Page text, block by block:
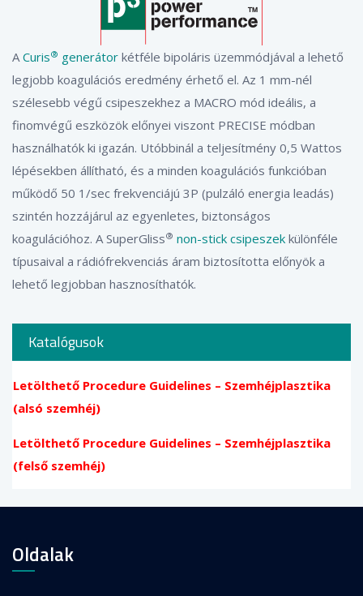
ACuris® generátor kétféle bipoláris üzemmódjával a lehető
legjobb koagulációs eredmény érhető el. Az 1 mm-nél
szélesebb végű csipeszekhez a MACRO mód ideális, a
finomvégű eszközök előnyei viszont PRECISE módban
használhatók ki igazán. Utóbbinál a teljesítmény 0,5 Wattos
lépésekben állítható, és a minden koagulációs funkcióban
működő 50 1/sec frekvenciájú 3P (pulzáló energia leadás)
szintén hozzájárul az egyenletes, biztonságos
koagulációhoz. A SuperGliss® non-stick csipeszek különféle
típusaival a rádiófrekvenciás áram biztosította előnyök a
lehető legjobban hasznosíthatók.
Katalógusok
Letölthető Procedure Guidelines – Szemhéjplasztika
(alsó szemhéj)
Letölthető Procedure Guidelines – Szemhéjplasztika
(felső szemhéj)
Oldalak